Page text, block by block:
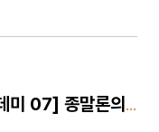
[밀알 아카데미 07] 종말론의 역사와 주제 : 이신건 교수의 조직신학 강의 2